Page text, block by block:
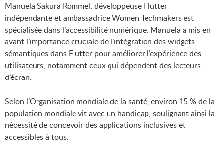
Manuela Sakura Rommel, développeuse Flutter
indépendante et ambassadrice Women Techmakers est
spécialisée dans l’accessibilité numérique. Manuela a mis en
avant l’importance cruciale de l’intégration des widgets
sémantiques dans Flutter pour améliorer l’expérience des
utilisateurs, notamment ceux qui dépendent des lecteurs
d’écran.
Selon l’Organisation mondiale de la santé, environ 15 % de la
population mondiale vit avec un handicap, soulignant ainsi la
nécessité de concevoir des applications inclusives et
accessibles à tous.